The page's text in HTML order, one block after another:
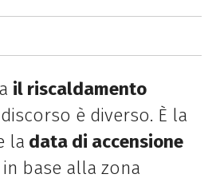
il riscaldamento
è diverso. È la
la data di accensione
in base alla zona